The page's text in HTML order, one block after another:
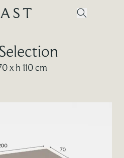
x h 110 cm